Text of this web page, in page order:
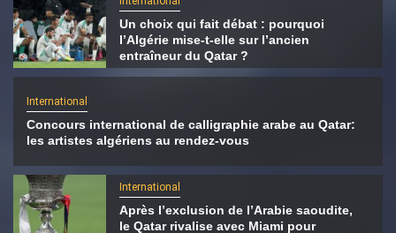
Un choix qui fait débat : pourquoi
l’Algérie mise-t-elle sur l’ancien
entraîneur du Qatar ?
International
Concours international de calligraphie arabe au Qatar:
les artistes algériens au rendez-vous
International
Après l’exclusion de l’Arabie saoudite,
le Qatar rivalise avec Miami pour